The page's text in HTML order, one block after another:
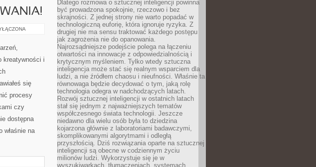
kreatywności i
się
procesy
czy
dostępna
właśnie na
Dlatego rozmowa o sztucznej inteligencji powinna
być prowadzona spokojnie, rzeczowo i bez
skrajności. Z jednej strony nie warto popadać w
technologiczną euforię, która ignoruje ryzyka. Z
drugiej nie ma sensu traktować każdego postępu
jak zagrożenia nie do opanowania.
Najrozsądniejsze podejście polega na łączeniu
otwartości na innowacje z odpowiedzialnością i
krytycznym myśleniem. Tylko wtedy sztuczna
inteligencja może stać się realnym wsparciem dla
ludzi, a nie źródłem chaosu i nieufności. Właśnie ta
równowaga będzie decydować o tym, jaką rolę
technologia odegra w nadchodzących latach.
Rozwój sztucznej inteligencji w ostatnich latach
stał się jednym z najważniejszych tematów
współczesnego świata technologii. Jeszcze
niedawno dla wielu osób była to dziedzina
kojarzona głównie z laboratoriami badawczymi,
skomplikowanymi algorytmami i odległą
przyszłością. Dziś rozwiązania oparte na sztucznej
inteligencji są obecne w codziennym życiu
milionów ludzi. Wykorzystuje się je w
wyszukiwarkach, tłumaczeniach, systemach